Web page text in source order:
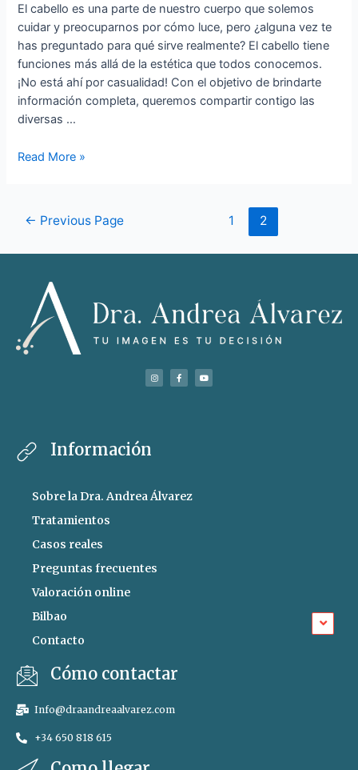
El cabello es una parte de nuestro cuerpo que solemos
cuidar y preocuparnos por cómo luce, pero ¿alguna vez te
has preguntado para qué sirve realmente? El cabello tiene
funciones más allá de la estética que todos conocemos.
¡No está ahí por casualidad! Con el objetivo de brindarte
información completa, queremos compartir contigo las
diversas …
Read More »
← Previous Page 1 2
Información
Sobre la Dra. Andrea Álvarez
Tratamientos
Casos reales
Preguntas frecuentes
Valoración online
Bilbao
Contacto
Cómo contactar
Info@draandreaalvarez.com
+34 650 818 615